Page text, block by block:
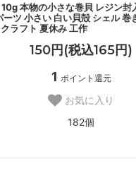
本物の小さな巻貝 レジン封
ーツ 小さい 白い貝殻 シェル 巻
ラフト 夏休み 工作
150円(税込165円)
1 ポイント還元
お気に入り
182個